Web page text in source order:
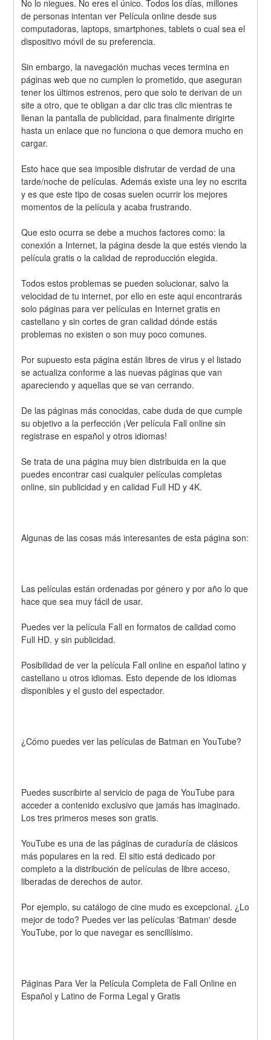
No lo niegues. No eres el único. Todos los días, millones
de personas intentan ver Película online desde sus
computadoras, laptops, smartphones, tablets o cual sea el
dispositivo móvil de su preferencia.
Sin embargo, la navegación muchas veces termina en
páginas web que no cumplen lo prometido, que aseguran
tener los últimos estrenos, pero que solo te derivan de un
site a otro, que te obligan a dar clic tras clic mientras te
llenan la pantalla de publicidad, para finalmente dirigirte
hasta un enlace que no funciona o que demora mucho en
cargar.
Esto hace que sea imposible disfrutar de verdad de una
tarde/noche de películas. Además existe una ley no escrita
y es que este tipo de cosas suelen ocurrir los mejores
momentos de la película y acaba frustrando.
Que esto ocurra se debe a muchos factores como: la
conexión a Internet, la página desde la que estés viendo la
película gratis o la calidad de reproducción elegida.
Todos estos problemas se pueden solucionar, salvo la
velocidad de tu internet, por ello en este aqui encontrarás
solo páginas para ver películas en Internet gratis en
castellano y sin cortes de gran calidad dónde estás
problemas no existen o son muy poco comunes.
Por supuesto esta página están libres de virus y el listado
se actualiza conforme a las nuevas páginas que van
apareciendo y aquellas que se van cerrando.
De las páginas más conocidas, cabe duda de que cumple
su objetivo a la perfección ¡Ver película Fall online sin
registrase en español y otros idiomas!
Se trata de una página muy bien distribuida en la que
puedes encontrar casi cualquier películas completas
online, sin publicidad y en calidad Full HD y 4K.
Algunas de las cosas más interesantes de esta página son:
Las películas están ordenadas por género y por año lo que
hace que sea muy fácil de usar.
Puedes ver la película Fall en formatos de calidad como
Full HD. y sin publicidad.
Posibilidad de ver la película Fall online en español latino y
castellano u otros idiomas. Esto depende de los idiomas
disponibles y el gusto del espectador.
¿Cómo puedes ver las películas de Batman en YouTube?
Puedes suscribirte al servicio de paga de YouTube para
acceder a contenido exclusivo que jamás has imaginado.
Los tres primeros meses son gratis.
YouTube es una de las páginas de curaduría de clásicos
más populares en la red. El sitio está dedicado por
completo a la distribución de películas de libre acceso,
liberadas de derechos de autor.
Por ejemplo, su catálogo de cine mudo es excepcional. ¿Lo
mejor de todo? Puedes ver las películas 'Batman' desde
YouTube, por lo que navegar es sencillísimo.
Páginas Para Ver la Película Completa de Fall Online en
Español y Latino de Forma Legal y Gratis